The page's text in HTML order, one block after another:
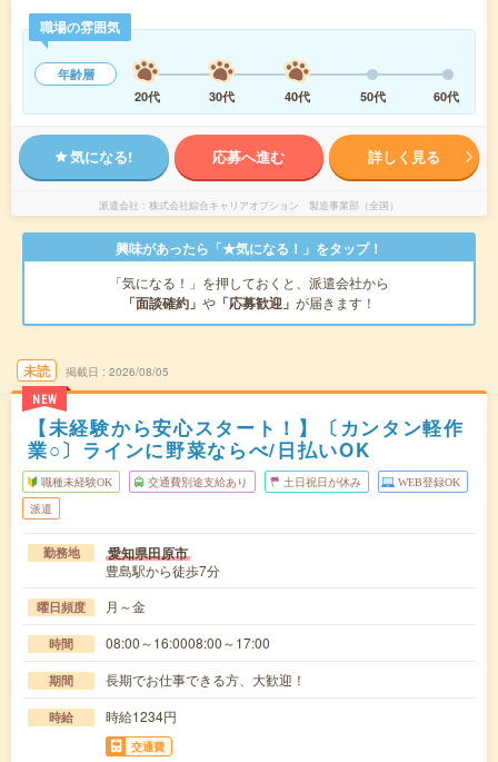
職場の雰囲気
年齢層
20代
30代 40代 50代 60代
気になる! 応募へ進む 詳しく見る
派遣会社 株式会社綜合キャリアオプション 製造事業部（全国）
興味があったら「★気になる！」をタップ！
「気になる！」を押しておくと、派遣会社から
「面談確約」 や 「応募歓迎」 が届きます！
未読
NEW
掲載日 2026/08/05
【未経験から安心スタート！】〔カンタン軽作
業○〕ラインに野菜ならべ/日払いOK
職種未経験OK 交通費別途支給あり 土日祝日が休み WEB登録OK
派遣
勤務地 愛知県田原市
豊島駅から徒歩7分
曜日頻度 月～金
時間 08:00～16:0008:00～17:00
期間 長期でお仕事できる方、大歓迎！
時給 時給1234円
交通費